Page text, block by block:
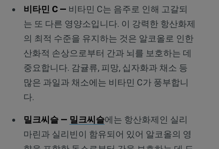
비타민 C — 비타민 C는 음주로 인해 고갈되
는 또 다른 영양소입니다. 이 강력한 항산화제
의 최적 수준을 유지하는 것은 알코올로 인한
산화적 손상으로부터 간과 뇌를 보호하는 데
중요합니다. 감귤류, 피망, 십자화과 채소 등
많은 과일과 채소에는 비타민 C가 풍부합니
다.
밀크씨슬 — 밀크씨슬에는 항산화제인 실리
마린과 실리빈이 함유되어 있어 알코올의 영